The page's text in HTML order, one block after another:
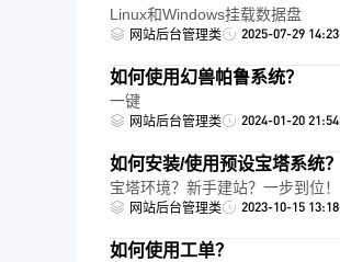
Linux和Windows挂载数据盘
网站后台管理类 2025-07-29 14:23
如何使用幻兽帕鲁系统？
一键
网站后台管理类 2024-01-20 21:54
如何安装/使用预设宝塔系统？
宝塔环境？新手建站？一步到位！
网站后台管理类 2023-10-15 13:18
如何使用工单？